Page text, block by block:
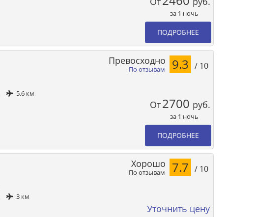
за 1 ночь
ПОДРОБНЕЕ
5.6 км
По отзывам
Превосходно 9.3 / 10
От2700 руб.
за 1 ночь
ПОДРОБНЕЕ
3 км
По отзывам
Хорошо 7.7 / 10
Уточнить цену